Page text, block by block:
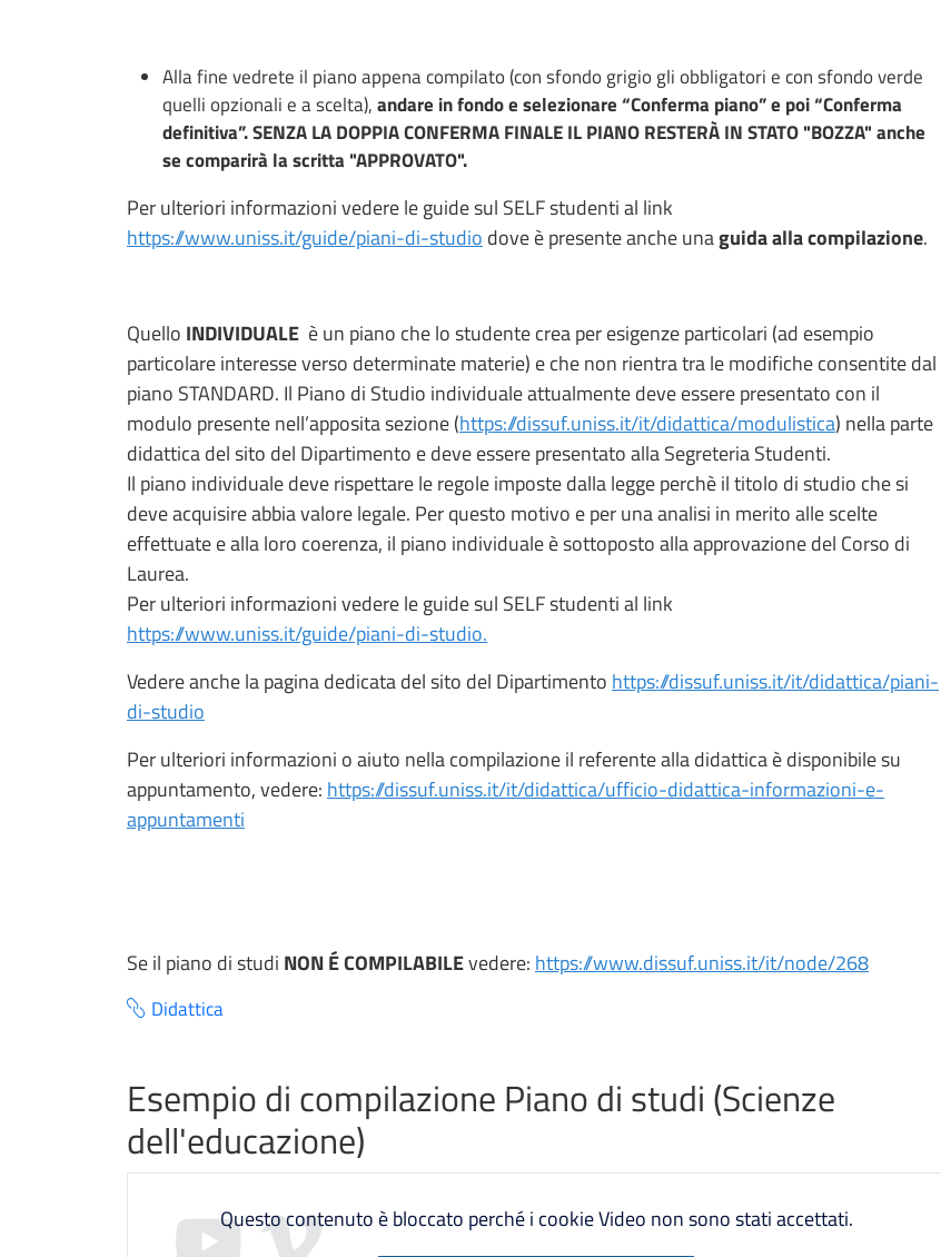
Alla fine vedrete il piano appena compilato (con sfondo grigio gli obbligatori e con sfondo verde
quelli opzionali e a scelta),andare in fondo e selezionare “Conferma piano” e poi “Conferma
definitiva”. SENZA LA DOPPIA CONFERMA FINALE IL PIANO RESTERÀ IN STATO "BOZZA" anche
se comparirà la scritta "APPROVATO".
Per ulteriori informazioni vedere le guide sul SELF studenti al link
https://www.uniss.it/guide/piani-di-studio dove è presente anche unaguida alla compilazione.
Quello INDIVIDUALE è un piano che lo studente crea per esigenze particolari (ad esempio
particolare interesse verso determinate materie) e che non rientra tra le modifiche consentite dal
piano STANDARD. Il Piano di Studio individuale attualmente deve essere presentato con il
modulo presente nell’apposita sezione (https://dissuf.uniss.it/it/didattica/modulistica) nella parte
didattica del sito del Dipartimento e deve essere presentato alla Segreteria Studenti.
Il piano individuale deve rispettare le regole imposte dalla legge perchè il titolo di studio che si
deve acquisire abbia valore legale. Per questo motivo e per una analisi in merito alle scelte
effettuate e alla loro coerenza, il piano individuale è sottoposto alla approvazione del Corso di
Laurea.
Per ulteriori informazioni vedere le guide sul SELF studenti al link
https://www.uniss.it/guide/piani-di-studio.
Vedere anche la pagina dedicata del sito del Dipartimento https://dissuf.uniss.it/it/didattica/piani-
di-studio
Per ulteriori informazioni o aiuto nella compilazione il referente alla didattica è disponibile su
appuntamento, vedere: https://dissuf.uniss.it/it/didattica/ufficio-didattica-informazioni-e-
appuntamenti
Se il piano di studi NON É COMPILABILEvedere: https://www.dissuf.uniss.it/it/node/268
Didattica
Esempio di compilazione Piano di studi (Scienze
dell'educazione)
Questo contenuto è bloccato perché i cookie Video non sono stati accettati.